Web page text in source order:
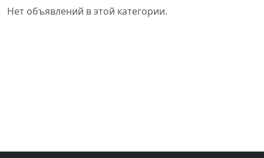
Нет объявлений в этой категории.